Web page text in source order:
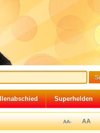
Superhelden
AA- AA